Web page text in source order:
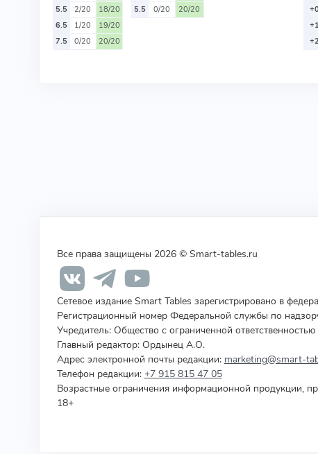
5.5
2/20
18/20
6.5
1/20
19/20
7.5
0/20 20/20
5.5
0/20 20/20
Все права защищены 2026 © Smart-tables.ru
Сетевое издание Smart Tables зарегистрировано в
Регистрационный номер Федеральной службы по
Учредитель: Общество с ограниченной
Главный редактор: Ордынец А.О.
Адрес электронной почты редакции: marketing@smart-
Телефон редакции: +7 915 815 47 05
Возрастные ограничения информационной продукции,
18+